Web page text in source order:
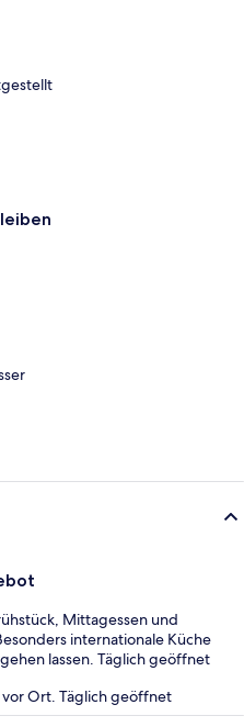
Mittagessen und
internationale Küche
lassen. Täglich geöffnet
vor Ort. Täglich geöffnet